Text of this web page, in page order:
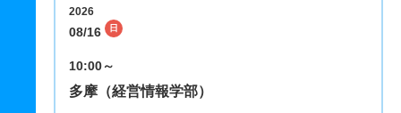
2026
08/16 日
10:00～
多摩（経営情報学部）